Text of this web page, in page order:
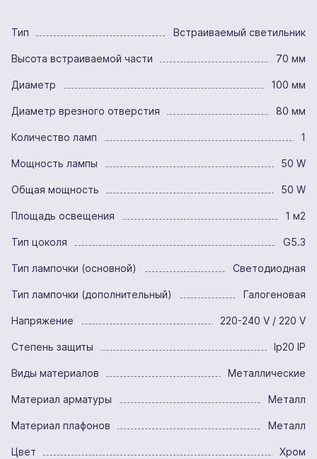
Тип Встраиваемый светильник
Высота встраиваемой части 70 мм
Диаметр 100 мм
Диаметр врезного отверстия 80 мм
Количество ламп 1
Мощность лампы 50 W
Общая мощность 50 W
Площадь освещения 1 м2
Тип цоколя G5.3
Тип лампочки (основной) Светодиодная
Тип лампочки (дополнительный) Галогеновая
Напряжение 220-240 V / 220 V
Степень защиты Ip20 IP
Виды материалов Металлические
Материал арматуры Металл
Материал плафонов Металл
Цвет Хром